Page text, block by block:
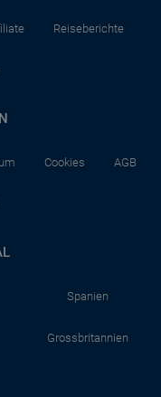
Reiseberichte
Cookies AGB
Spanien
Grossbritannien